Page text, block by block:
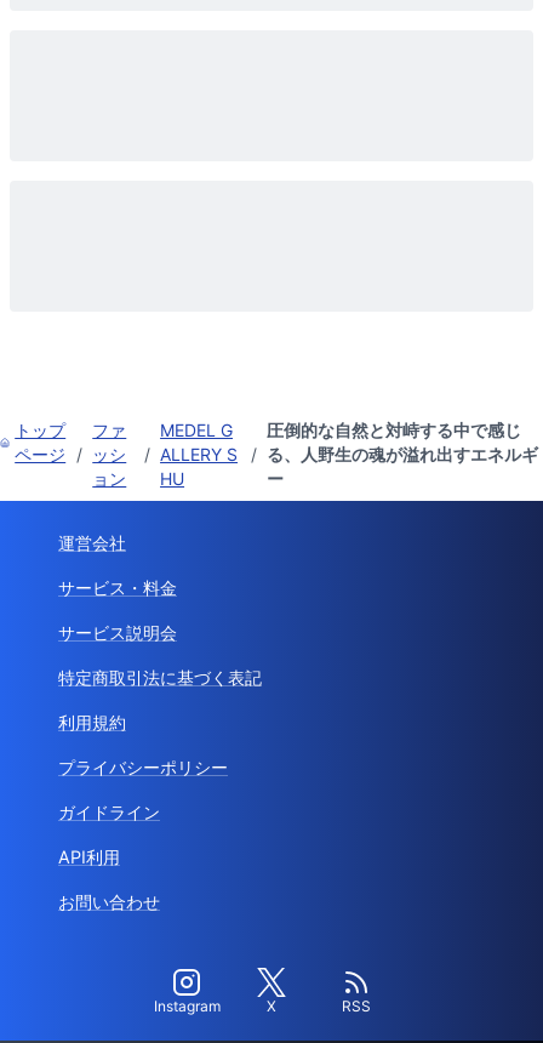
トップ
ページ
/
ファ
ッシ
ョン
/
MEDEL G
ALLERY S
HU
/
圧倒的な自然と対峙する中で感じ
る、人野生の魂が溢れ出すエネルギ
ー
運営会社
サービス・料金
サービス説明会
特定商取引法に基づく表記
利用規約
プライバシーポリシー
ガイドライン
API利用
お問い合わせ
Instagram X RSS